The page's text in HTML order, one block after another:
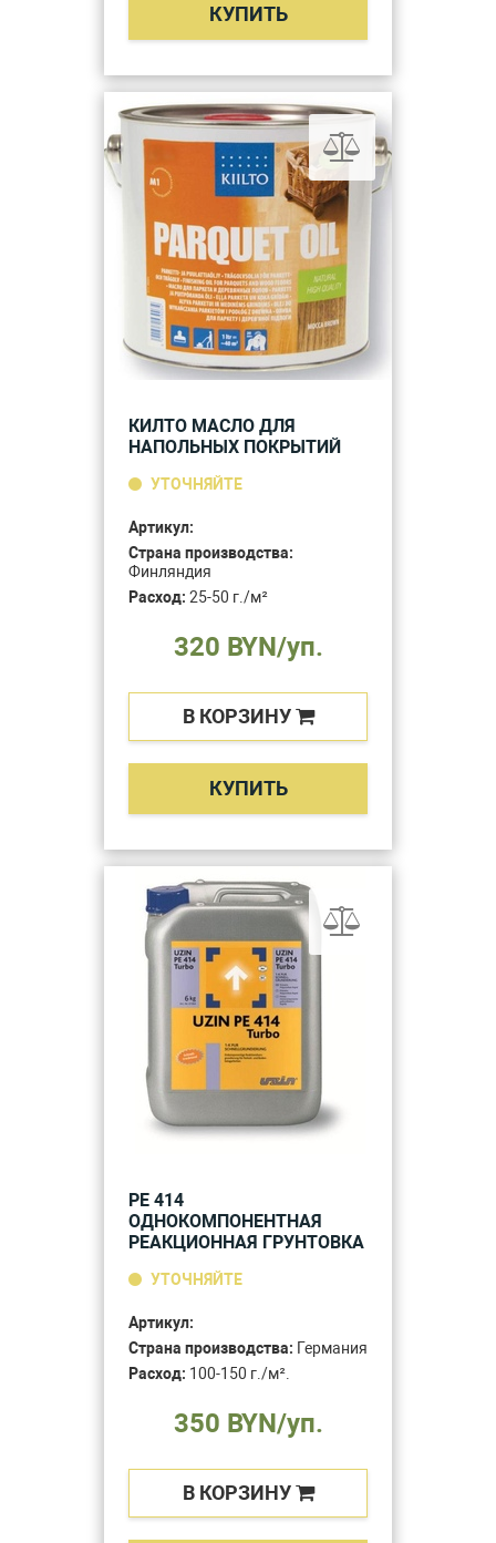
КУПИТЬ
КИЛТО МАСЛО ДЛЯ
НАПОЛЬНЫХ ПОКРЫТИЙ
УТОЧНЯЙТЕ
Артикул:
Страна производства:
Финляндия
Расход: 25-50 г./м²
320 BYN/уп.
В КОРЗИНУ
КУПИТЬ
PE 414
ОДНОКОМПОНЕНТНАЯ
РЕАКЦИОННАЯ ГРУНТОВКА
УТОЧНЯЙТЕ
Артикул:
Страна производства: Германия
Расход: 100-150 г./м².
350 BYN/уп.
В КОРЗИНУ